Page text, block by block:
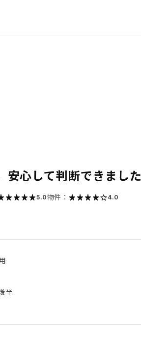
安心して判断できました
5.0物件： 4.0
半